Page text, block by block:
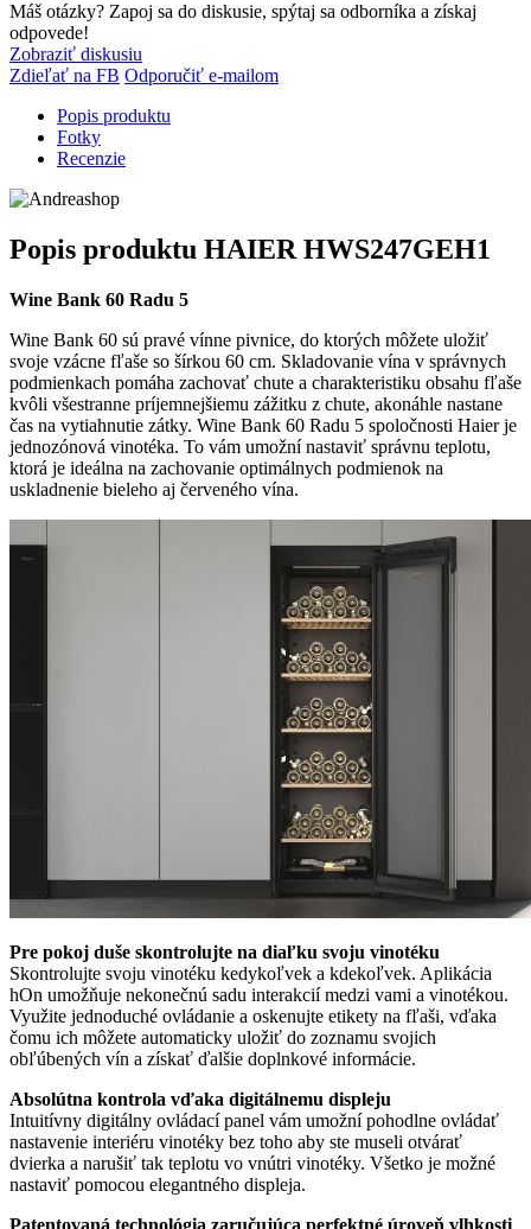
Máš otázky? Zapoj sa do diskusie, spýtaj sa odborníka a získaj
odpovede!
Zobraziť diskusiu
Zdieľať na FB Odporučiť e-mailom
Popis produktu
Fotky
Recenzie
Popis produktu HAIER HWS247GEH1
Wine Bank 60 Radu 5
Wine Bank 60 sú pravé vínne pivnice, do ktorých môžete uložiť
svoje vzácne fľaše so šírkou 60 cm. Skladovanie vína v správnych
podmienkach pomáha zachovať chute a charakteristiku obsahu fľaše
kvôli všestranne príjemnejšiemu zážitku z chute, akonáhle nastane
čas na vytiahnutie zátky. Wine Bank 60 Radu 5 spoločnosti Haier je
jednozónová vinotéka. To vám umožní nastaviť správnu teplotu,
ktorá je ideálna na zachovanie optimálnych podmienok na
uskladnenie bieleho aj červeného vína.
Pre pokoj duše skontrolujte na diaľku svoju vinotéku
Skontrolujte svoju vinotéku kedykoľvek a kdekoľvek. Aplikácia
hOn umožňuje nekonečnú sadu interakcií medzi vami a vinotékou.
Využite jednoduché ovládanie a oskenujte etikety na fľaši, vďaka
čomu ich môžete automaticky uložiť do zoznamu svojich
obľúbených vín a získať ďalšie doplnkové informácie.
Absolútna kontrola vďaka digitálnemu displeju
Intuitívny digitálny ovládací panel vám umožní pohodlne ovládať
nastavenie interiéru vinotéky bez toho aby ste museli otvárať
dvierka a narušiť tak teplotu vo vnútri vinotéky. Všetko je možné
nastaviť pomocou elegantného displeja.
Patentovaná technológia zaručujúca perfektné úroveň vlhkosti